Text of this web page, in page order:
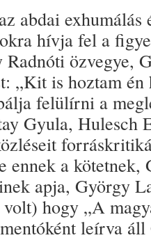
abdai exhumálás
hívja fel a
özvegye,
„Kit is hoztam én
felülírni a
Gyula, Hulesch
ennek a kötetnek,
apja, György
hogy „A
leírva áll